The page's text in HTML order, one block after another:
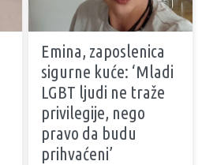
Emina, zaposlenica
sigurne kuće: ‘Mladi
LGBT ljudi ne traže
privilegije, nego
pravo da budu
prihvaćeni’